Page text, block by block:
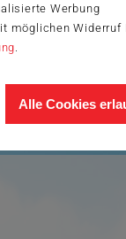
Werbung
möglichen Widerruf
Alle Cookies